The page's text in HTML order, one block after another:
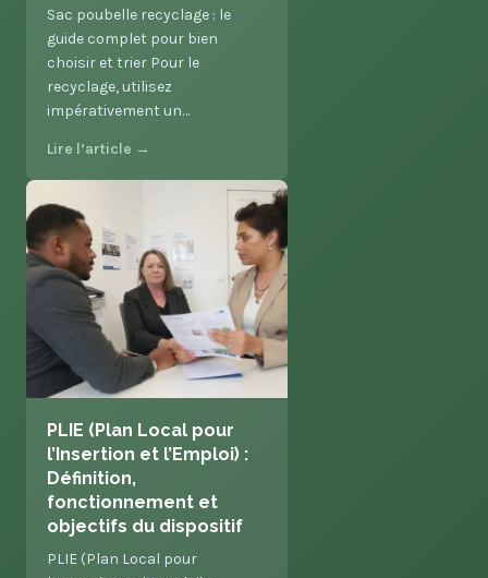
Sac poubelle recyclage : le
guide complet pour bien
choisir et trier Pour le
recyclage, utilisez
impérativement un…
Lire l’article →
PLIE (Plan Local pour
l’Insertion et l’Emploi) :
Définition,
fonctionnement et
objectifs du dispositif
PLIE (Plan Local pour